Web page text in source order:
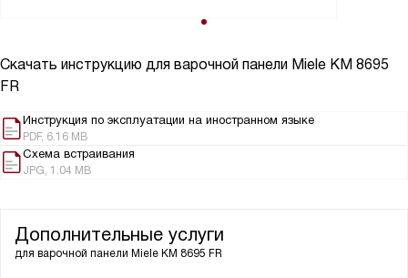
Скачать инструкцию для варочной панели Miele KM 8695
FR
Инструкция по эксплуатации на иностранном языке
PDF, 6.16 MB
Схема встраивания
JPG, 1.04 MB
Дополнительные услуги
для варочной панели Miele KM 8695 FR